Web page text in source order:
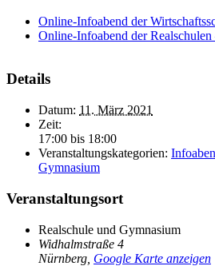
Online-Infoabend der
Online-Infoabend der
Details
Datum: 11. März 2021
Zeit:
17:00 bis 18:00
Veranstaltungskategorien:
Gymnasium
Veranstaltungsort
Realschule und Gymnasium
Widhalmstraße 4
Nürnberg Google Karte anzeigen